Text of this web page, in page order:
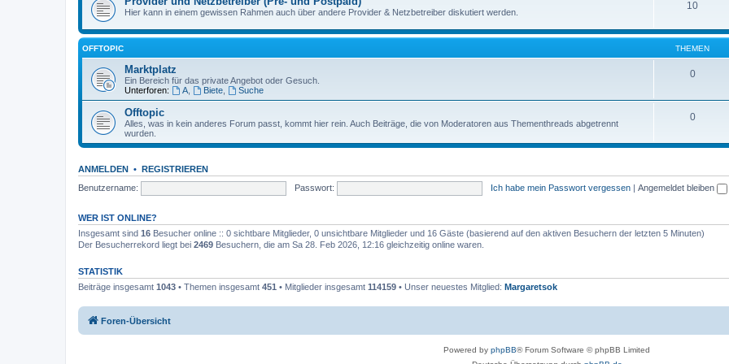
Hier kann in einem gewissen Rahmen auch über andere Provider & Netzbetreiber diskutiert werden.
10
OFFTOPIC THEMEN
Marktplatz
Ein Bereich für das private Angebot oder Gesuch.
Unterforen:
A, Biete, Suche
0
Offtopic
Alles, was in kein anderes Forum passt, kommt hier rein. Auch Beiträge, die von Moderatoren aus Thementhreads abgetrennt
wurden.
0
ANMELDEN • REGISTRIEREN
Benutzername:
Passwort: Ich habe mein Passwort vergessen | Angemeldet bleiben
WER IST ONLINE?
Insgesamt sind 16 Besucher online :: 0 sichtbare Mitglieder, 0 unsichtbare Mitglieder und 16 Gäste (basierend auf den aktiven Besuchern der letzten 5 Minuten)
Der Besucherrekord liegt bei 2469 Besuchern, die am Sa 28. Feb 2026, 12:16 gleichzeitig online waren.
STATISTIK
Beiträge insgesamt 1043 • Themen insgesamt 451 • Mitglieder insgesamt 114159 • Unser neuestes Mitglied: Margaretsok
Foren-Übersicht
Powered by phpBB® Forum Software © phpBB Limited